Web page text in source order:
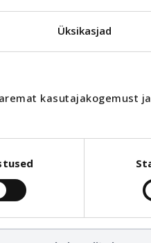
Üksikasjad
kasutajakogemust
(varem